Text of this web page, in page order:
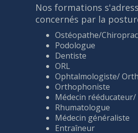
Nos formations
concernés par la
Ostéopathe/
Podologue
Dentiste
ORL
Ophtalmologiste/
Orthophoniste
Médecin
Rhumatologue
Médecin généraliste
Entraîneur